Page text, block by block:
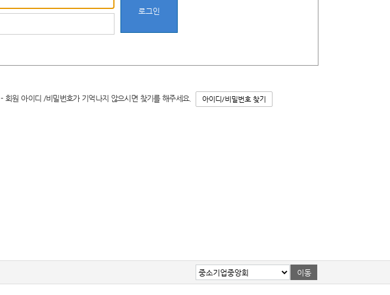
로그인
- 회원 아이디 /비밀번호가 기억나지 않으시면 찾기를 해주세요.